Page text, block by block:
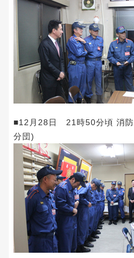
■12月28日 21時50分頃 消
分団)